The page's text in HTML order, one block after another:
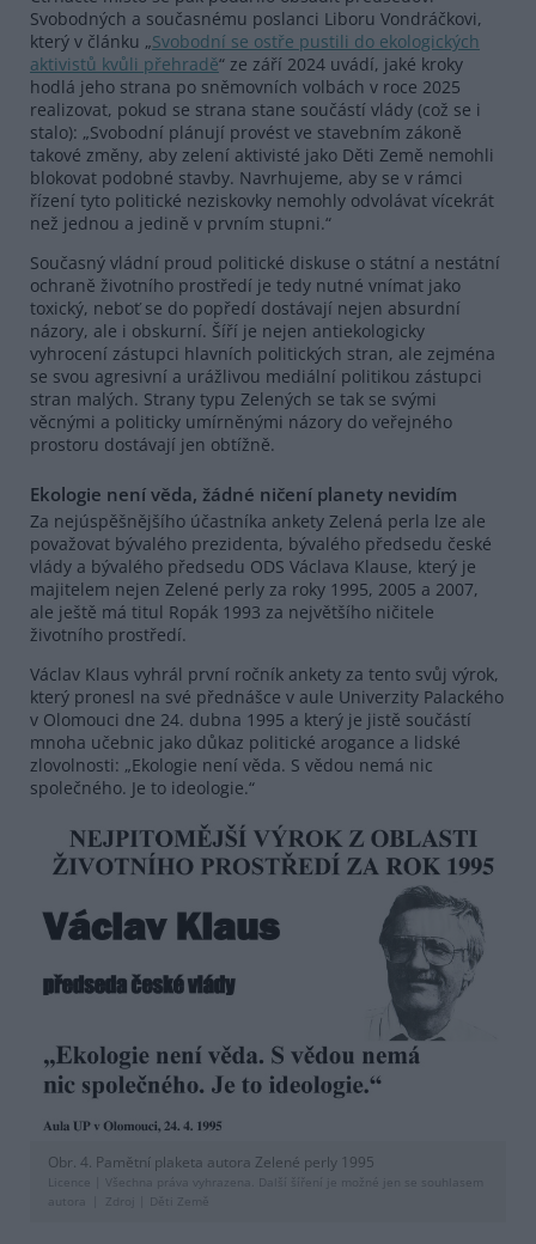
Svobodných a současnému poslanci Liboru Vondráčkovi,
který v článku „Svobodní se ostře pustili do ekologických
aktivistů kvůli přehradě“ ze září 2024 uvádí, jaké kroky
hodlá jeho strana po sněmovních volbách v roce 2025
realizovat, pokud se strana stane součástí vlády (což se i
stalo): „Svobodní plánují provést ve stavebním zákoně
takové změny, aby zelení aktivisté jako Děti Země nemohli
blokovat podobné stavby. Navrhujeme, aby se v rámci
řízení tyto politické neziskovky nemohly odvolávat vícekrát
než jednou a jedině v prvním stupni.“
Současný vládní proud politické diskuse o státní a nestátní
ochraně životního prostředí je tedy nutné vnímat jako
toxický, neboť se do popředí dostávají nejen absurdní
názory, ale i obskurní. Šíří je nejen antiekologicky
vyhrocení zástupci hlavních politických stran, ale zejména
se svou agresivní a urážlivou mediální politikou zástupci
stran malých. Strany typu Zelených se tak se svými
věcnými a politicky umírněnými názory do veřejného
prostoru dostávají jen obtížně.
Ekologie není věda, žádné ničení planety nevidím
Za nejúspěšnějšího účastníka ankety Zelená perla lze ale
považovat bývalého prezidenta, bývalého předsedu české
vlády a bývalého předsedu ODS Václava Klause, který je
majitelem nejen Zelené perly za roky 1995, 2005 a 2007,
ale ještě má titul Ropák 1993 za největšího ničitele
životního prostředí.
Václav Klaus vyhrál první ročník ankety za tento svůj výrok,
který pronesl na své přednášce v aule Univerzity Palackého
v Olomouci dne 24. dubna 1995 a který je jistě součástí
mnoha učebnic jako důkaz politické arogance a lidské
zlovolnosti: „Ekologie není věda. S vědou nemá nic
společného. Je to ideologie.“
Obr. 4. Pamětní plaketa autora Zelené perly 1995
Licence |
Všechna práva vyhrazena. Další šíření je možné jen se souhlasem
autora
Zdroj | Děti Země